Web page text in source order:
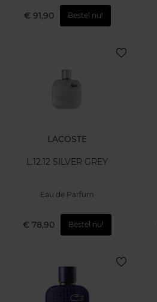
€ 91,90 Bestel nu!
LACOSTE
L.12.12 SILVER GREY
Eau de Parfum
€ 78,90 Bestel nu!